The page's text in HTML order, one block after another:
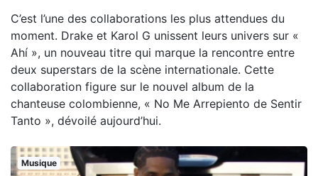
C’est l’une des collaborations les plus attendues du
moment. Drake et Karol G unissent leurs univers sur «
Ahí », un nouveau titre qui marque la rencontre entre
deux superstars de la scène internationale. Cette
collaboration figure sur le nouvel album de la
chanteuse colombienne, « No Me Arrepiento de Sentir
Tanto », dévoilé aujourd’hui.
Musique